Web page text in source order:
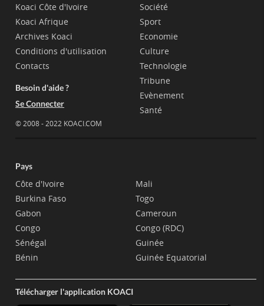
Koaci Côte d'Ivoire
Koaci Afrique
Archives Koaci
Conditions d'utilisation
Contacts
Besoin d'aide ?
Se Connecter
© 2008 - 2022 KOACI.COM
Société
Sport
Economie
Culture
Technologie
Tribune
Evènement
Santé
Pays
Côte d'Ivoire
Burkina Faso
Gabon
Congo
Sénégal
Bénin
Mali
Togo
Cameroun
Congo (RDC)
Guinée
Guinée Equatorial
Télécharger l'application KOACI